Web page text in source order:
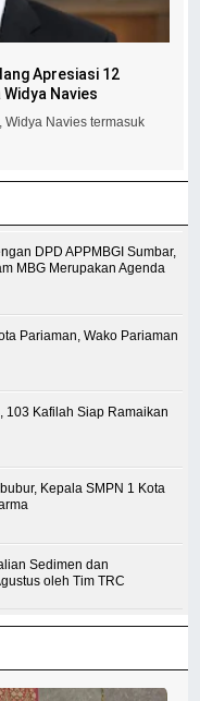
Apresiasi 12
Navies
Widya Navies termasuk
DPD APPMBGI Sumbar,
MBG Merupakan Agenda
Pariaman, Wako Pariaman
103 Kafilah Siap Ramaikan
Kepala SMPN 1 Kota
Sedimen dan
oleh Tim TRC